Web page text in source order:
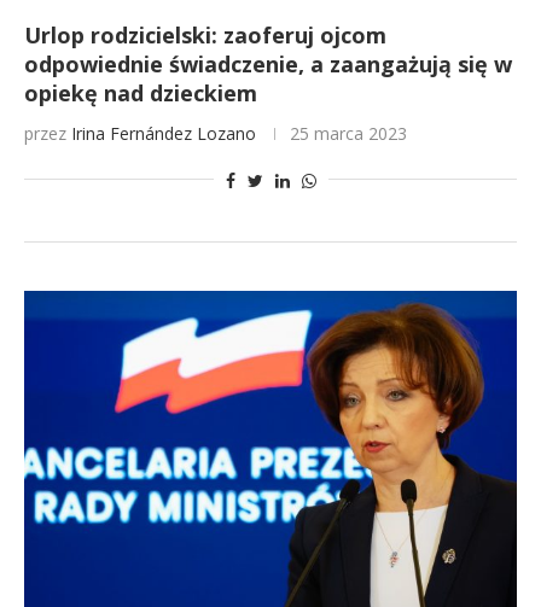
Urlop rodzicielski: zaoferuj ojcom
odpowiednie świadczenie, a zaangażują się w
opiekę nad dzieckiem
przez Irina Fernández Lozano 25 marca 2023